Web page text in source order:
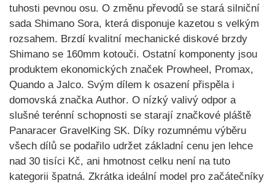
tuhosti pevnou osu. O změnu převodů se stará silniční
sada Shimano Sora, která disponuje kazetou s velkým
rozsahem. Brzdí kvalitní mechanické diskové brzdy
Shimano se 160mm kotouči. Ostatní komponenty jsou
produktem ekonomických značek Prowheel, Promax,
Quando a Jalco. Svým dílem k osazení přispěla i
domovská značka Author. O nízký valivý odpor a
slušné terénní schopnosti se starají značkové pláště
Panaracer GravelKing SK. Díky rozumnému výběru
všech dílů se podařilo udržet základní cenu jen lehce
nad 30 tisíci Kč, ani hmotnost celku není na tuto
kategorii špatná. Zkrátka ideální model pro začátečníky